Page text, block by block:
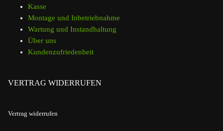
Kasse
Montage und Inbetriebnahme
Wartung und Instandhaltung
Über uns
Kundenzufriedenheit
VERTRAG WIDERRUFEN
Vertrag widerrufen